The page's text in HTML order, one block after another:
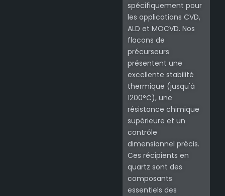
spécifiquement pour
les applications CVD,
ALD et MOCVD. Nos
flacons de
précurseurs
présentent une
excellente stabilité
thermique (jusqu'à
1200°C), une
résistance chimique
supérieure et un
contrôle
dimensionnel précis.
Ces récipients en
quartz sont des
composants
essentiels des